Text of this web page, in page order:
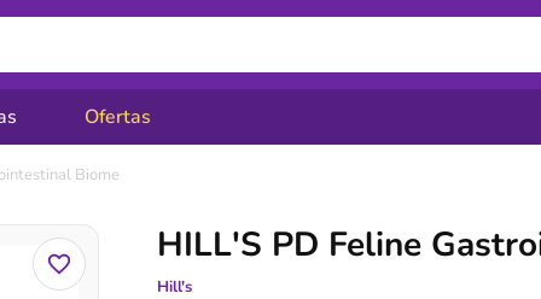
Ofertas
Biome
HILL'S PD Feline
Hill's